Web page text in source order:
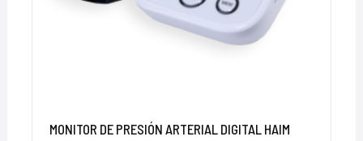
MONITOR DE PRESIÓN ARTERIAL DIGITAL HAIM